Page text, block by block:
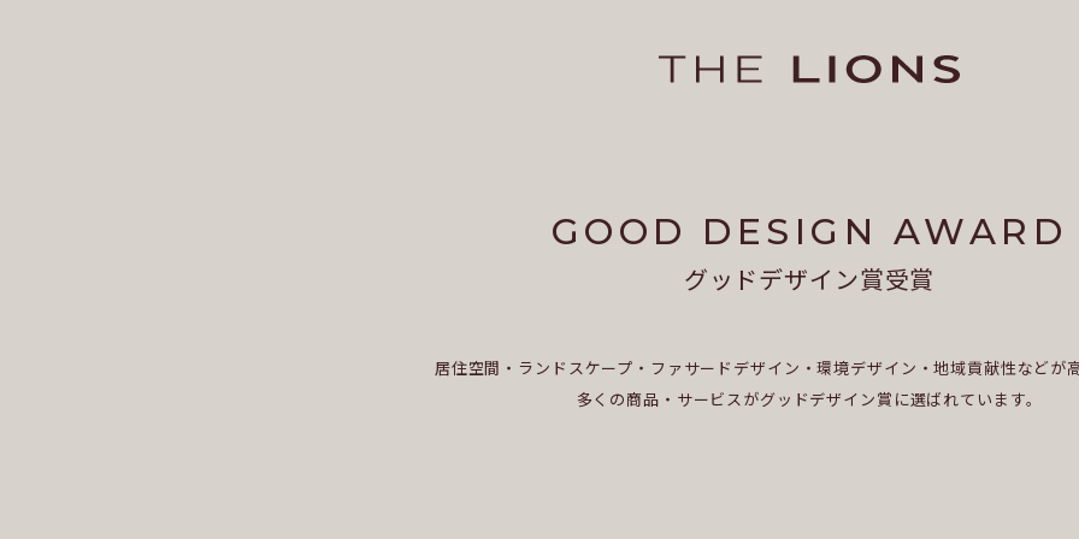
GOOD DESIGN AWARD
グッドデザイン賞受賞
居住空間・ランドスケープ・ファサードデザイン・環境デザイン・地域貢献性などが
多くの商品・サービスがグッドデザイン賞に選ばれています。